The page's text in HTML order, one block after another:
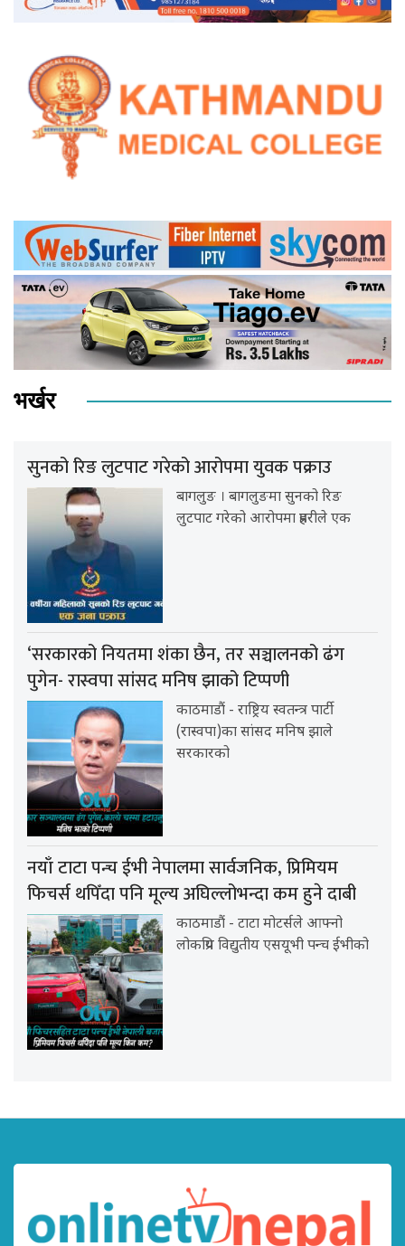
भर्खर
सुनको रिङ लुटपाट गरेको आरोपमा युवक पक्राउ
बागलुङ । बागलुङमा सुनको रिङ
लुटपाट गरेको आरोपमा प्रहरीले एक
‘सरकारको नियतमा शंका छैन, तर सञ्चालनको ढंग
पुगेन- रास्वपा सांसद मनिष झाको टिप्पणी
काठमाडौं - राष्ट्रिय स्वतन्त्र पार्टी
(रास्वपा)का सांसद मनिष झाले
सरकारको
नयाँ टाटा पन्च ईभी नेपालमा सार्वजनिक, प्रिमियम
फिचर्स थपिँदा पनि मूल्य अघिल्लोभन्दा कम हुने दाबी
काठमाडौं - टाटा मोटर्सले आफ्नो
लोकप्रिय विद्युतीय एसयूभी पन्च ईभीको